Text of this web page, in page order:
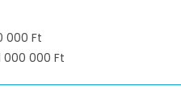
000 Ft
000 000 Ft